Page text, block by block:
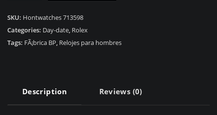
a
Fecha
M228238-
0005
SKU: Hontwatches 713598
Categories: Day-date, Rolex
Tags: FÃ¡brica BP, Relojes para hombres
Description Reviews (0)